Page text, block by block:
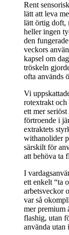
Rent
lätt att leva
lätt örtig doft,
heller ingen
den
veckors
kapsel om
tröskeln
ofta används
Vi
rotextrakt och
ett mer
förtroende i
extraktets
withanolider
särskilt för
att behöva ta
I
ett enkelt “ta
arbetsveckor
var så
mer premium
flashig, utan
använda utan